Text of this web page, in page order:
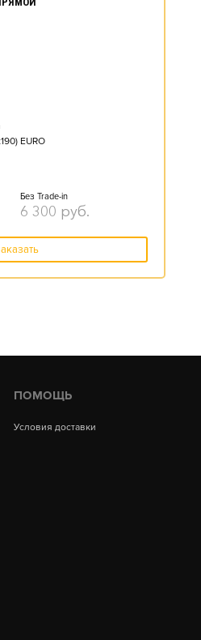
EURO
Без Trade-in
6 300 руб.
ПОМОЩЬ
Условия доставки